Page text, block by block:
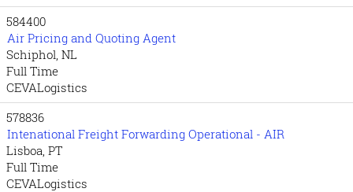
584400
Air Pricing and Quoting Agent
Schiphol, NL
Full Time
CEVALogistics
578836
Intenational Freight Forwarding Operational - AIR
Lisboa, PT
Full Time
CEVALogistics